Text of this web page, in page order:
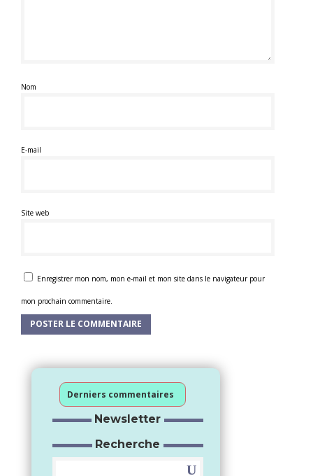
Nom
E-mail
Site web
Enregistrer mon nom, mon e-mail et mon site dans le navigateur pour
mon prochain commentaire.
Derniers commentaires
Newsletter
Recherche